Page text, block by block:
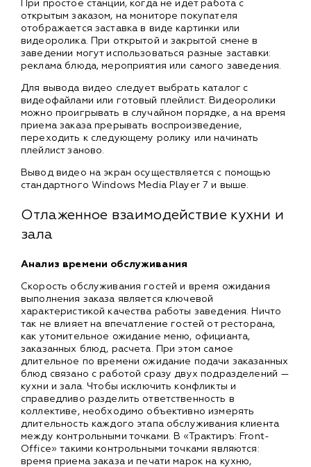
При простое станции, когда не идет работа с
открытым заказом, на мониторе покупателя
отображается заставка в виде картинки или
видеоролика. При открытой и закрытой смене в
заведении могут использоваться разные заставки:
реклама блюда, мероприятия или самого заведения.
Для вывода видео следует выбрать каталог с
видеофайлами или готовый плейлист. Видеоролики
можно проигрывать в случайном порядке, а на время
приема заказа прерывать воспроизведение,
переходить к следующему ролику или начинать
плейлист заново.
Вывод видео на экран осуществляется с помощью
стандартного Windows Media Player 7 и выше.
Отлаженное взаимодействие кухни и
зала
Анализ времени обслуживания
Скорость обслуживания гостей и время ожидания
выполнения заказа является ключевой
характеристикой качества работы заведения. Ничто
так не влияет на впечатление гостей от ресторана,
как утомительное ожидание меню, официанта,
заказанных блюд, расчета. При этом самое
длительное по времени ожидание подачи заказанных
блюд связано с работой сразу двух подразделений —
кухни и зала. Чтобы исключить конфликты и
справедливо разделить ответственность в
коллективе, необходимо объективно измерять
длительность каждого этапа обслуживания клиента
между контрольными точками. В «Трактиръ: Front-
Office» такими контрольными точками являются:
время приема заказа и печати марок на кухню,